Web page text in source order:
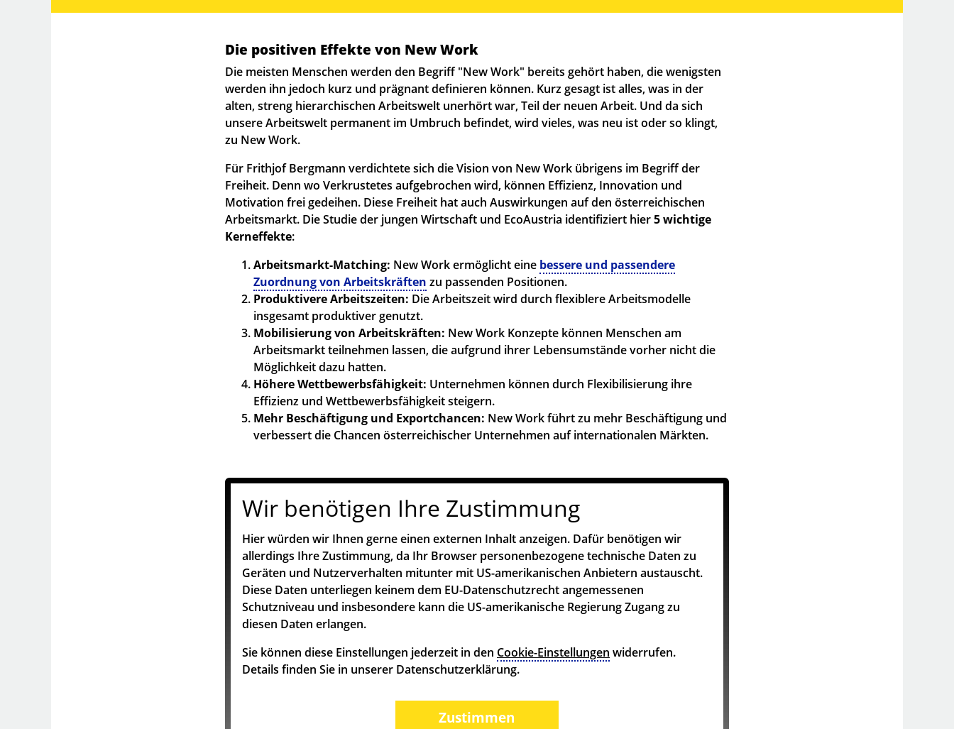
Die positiven Effekte von New Work
Die meisten Menschen werden den Begriff "New Work" bereits gehört haben, die wenigsten
werden ihn jedoch kurz und prägnant definieren können. Kurz gesagt ist alles, was in der
alten, streng hierarchischen Arbeitswelt unerhört war, Teil der neuen Arbeit. Und da sich
unsere Arbeitswelt permanent im Umbruch befindet, wird vieles, was neu ist oder so klingt,
zu New Work.
Für Frithjof Bergmann verdichtete sich die Vision von New Work übrigens im Begriff der
Freiheit. Denn wo Verkrustetes aufgebrochen wird, können Effizienz, Innovation und
Motivation frei gedeihen. Diese Freiheit hat auch Auswirkungen auf den österreichischen
Arbeitsmarkt. Die Studie der jungen Wirtschaft und EcoAustria identifiziert hier5 wichtige
Kerneffekte:
Arbeitsmarkt-Matching: New Work ermöglicht eine bessere und passendere
Zuordnung von Arbeitskräften zu passenden Positionen.
Produktivere Arbeitszeiten: Die Arbeitszeit wird durch flexiblere Arbeitsmodelle
insgesamt produktiver genutzt.
Mobilisierung von Arbeitskräften: New Work Konzepte können Menschen am
Arbeitsmarkt teilnehmen lassen, die aufgrund ihrer Lebensumstände vorher nicht die
Möglichkeit dazu hatten.
Höhere Wettbewerbsfähigkeit: Unternehmen können durch Flexibilisierung ihre
Effizienz und Wettbewerbsfähigkeit steigern.
Mehr Beschäftigung und Exportchancen: New Work führt zu mehr Beschäftigung und
verbessert die Chancen österreichischer Unternehmen auf internationalen Märkten.
Wir benötigen Ihre Zustimmung
Hier würden wir Ihnen gerne einen externen Inhalt anzeigen. Dafür benötigen wir
allerdings Ihre Zustimmung, da Ihr Browser personenbezogene technische Daten zu
Geräten und Nutzerverhalten mitunter mit US-amerikanischen Anbietern austauscht.
Diese Daten unterliegen keinem dem EU-Datenschutzrecht angemessenen
Schutzniveau und insbesondere kann die US-amerikanische Regierung Zugang zu
diesen Daten erlangen.
Sie können diese Einstellungen jederzeit in den Cookie-Einstellungen widerrufen.
Details finden Sie in unserer Datenschutzerklärung.
Zustimmen